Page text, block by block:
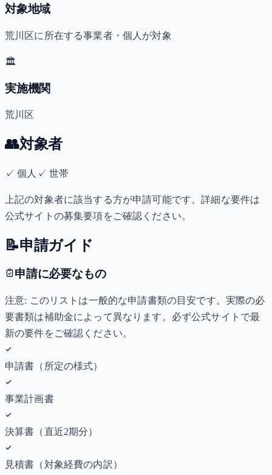
対象地域
荒川区に所在する事業者・個人が対象
🏛️
実施機関
荒川区
👥対象者
✓個人 ✓ 世帯
上記の対象者に該当する方が申請可能です。詳細な要件は
公式サイトの募集要項をご確認ください。
📝申請ガイド
申請に必要なもの
注意: このリストは一般的な申請書類の目安です。実際の必
要書類は補助金によって異なります。必ず公式サイトで最
新の要件をご確認ください。
申請書（所定の様式）
事業計画書
決算書（直近2期分）
見積書（対象経費の内訳）